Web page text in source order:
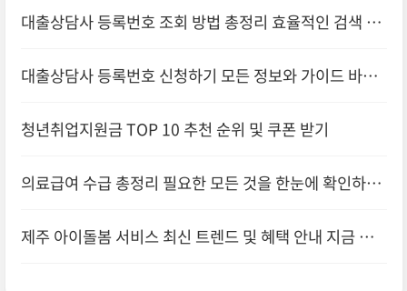
대출상담사 등록번호 조회 방법 총정리 효율적인 검색 방
대출상담사 등록번호 신청하기 모든 정보와 가이드 바로
청년취업지원금 TOP 10 추천 순위 및 쿠폰 받기
의료급여 수급 총정리 필요한 모든 것을 한눈에 확인하기
제주 아이돌봄 서비스 최신 트렌드 및 혜택 안내 지금 확